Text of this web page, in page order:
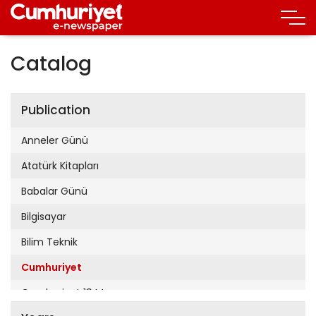
Catalog
Publication
Anneler Günü
Atatürk Kitapları
Babalar Günü
Bilgisayar
Bilim Teknik
Cumhuriyet
Cumhuriyet 19 Mayıs